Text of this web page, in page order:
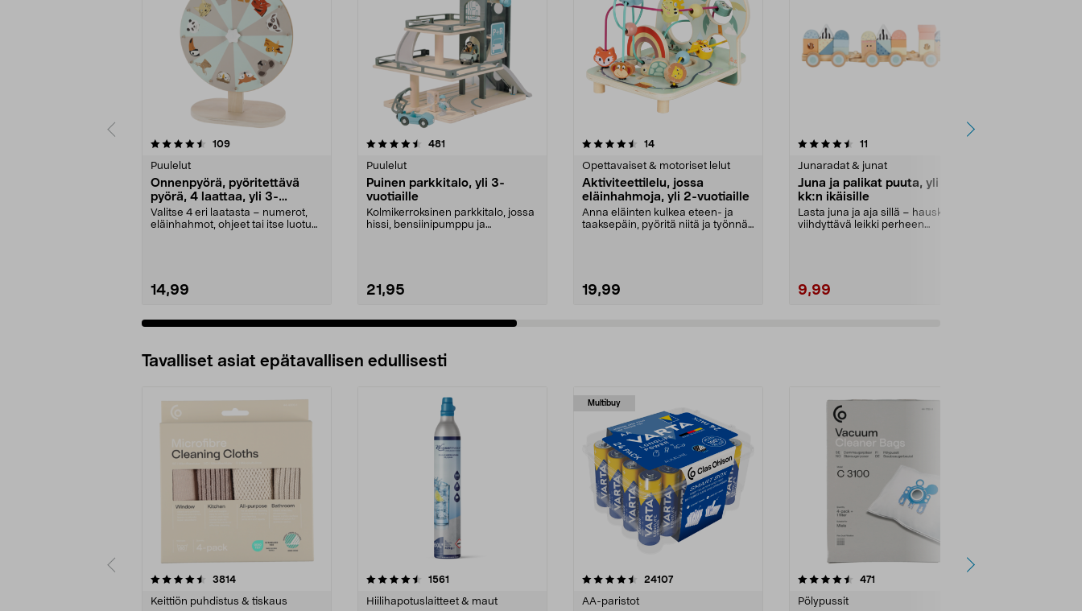
109arvostelut
Puulelut
Onnenpyörä, pyöritettävä
pyörä, 4 laattaa, yli 3-
vuotiaille
Valitse 4 eri laatasta – numerot,
eläinhahmot, ohjeet tai itse luotu
14,99
4.5 viidestä
481
Puulelut
Puinen parkkitalo, yli 3-
vuotiaille
Kolmikerroksinen parkkitalo, jossa
hissi, bensiinipumppu ja
21,95
4.5 viidestä
14arvostelut
Opettavaiset & motoriset lelut
Aktiviteettilelu, jossa
eläinhahmoja, yli 2-vuotiaille
Anna eläinten kulkea eteen- ja
taaksepäin, pyöritä niitä ja työnnä
19,99
4.5 viidestä
11
Junaradat & junat
Juna ja palikat puuta, yli 18
kk:n ikäisille
Lasta juna ja aja sillä – hauska ja
viihdyttävä leikki perheen
9,99
5.0 viidestä
Tavalliset asiat epätavallisen edullisesti
3814arvostelut
Keittiön puhdistus & tiskaus
4.5viidestä
1561
Hiilihapotuslaitteet & maut
Multibuy
4.5viidestä
24107arvostelut
AA-paristot
4.5viidestä
471
Pölypussit
4.5viidestä